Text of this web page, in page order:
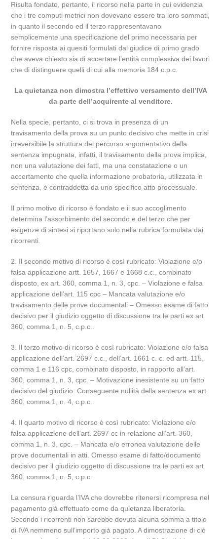
Risulta fondato, pertanto, il ricorso nella parte in cui evidenzia
che i tre computi metrici non dovevano essere tra loro sommati,
in quanto il secondo ed il terzo rappresentavano
semplicemente una specificazione del primo necessaria per
fornire risposta ai quesiti formulati dal giudice di primo grado
che aveva chiesto sia di accertare l’entità complessiva dei lavori
che di distinguere quelli di cui alla memoria 184 c.p.c.
La quietanza non dimostra l’effettivo versamento dell’IVA
da parte dell’acquirente al venditore.
Nella specie, pertanto, ci si trova in presenza di un
travisamento della prova su un punto decisivo che mette in crisi
irreversibile la struttura del percorso argomentativo della
sentenza impugnata, infatti, il travisamento della prova implica,
non una valutazione dei fatti, ma una constatazione o un
accertamento che quella informazione probatoria, utilizzata in
sentenza, è contraddetta da uno specifico atto processuale.
Il primo motivo di ricorso è fondato e il suo accoglimento
determina l’assorbimento del secondo e del terzo che per
esigenze di sintesi si riportano solo nella rubrica formulata dai
ricorrenti.
2. Il secondo motivo di ricorso è così rubricato: Violazione e/o
falsa applicazione artt. 1657, 1667 e 1668 c.c., combinato
disposto, ex art. 360, comma 1, n. 3, cpc. – Violazione e falsa
applicazione dell’art. 115 cpc – Mancata valutazione e/o
travisamento delle prove documentali – Omesso esame di fatto
decisivo per il giudizio oggetto di discussione tra le parti ex art.
360, comma 1, n. 5, c.p.c..
3. Il terzo motivo di ricorso è così rubricato: Violazione e/o falsa
applicazione dell’art. 2697 c.c., dell’art. 1661 c. c. ed artt. 115,
comma 1 e 116 cpc, combinato disposto, in rapporto all’art.
360, comma 1, n. 3, cpc. – Motivazione inesistente su un fatto
decisivo del giudizio. Conseguente nullità della sentenza ex art.
360, comma 1, n. 4, c.p.c..
4. Il quarto motivo di ricorso è così rubricato: Violazione e/o
falsa applicazione dell’art. 2697 cc in relazione all’art. 360,
comma 1, n. 3, cpc. – Mancata e/o erronea valutazione delle
prove documentali in atti. Omesso esame di fatto/documento
decisivo per il giudizio oggetto di discussione tra le parti ex art.
360, comma 1, n. 5, c.p.c.
La censura riguarda l’IVA che dovrebbe ritenersi ricompresa nel
pagamento già effettuato come da quietanza liberatoria.
Secondo i ricorrenti non sarebbe dovuta alcuna somma a titolo
di IVA nemmeno sull’importo già pagato. A dimostrazione di ciò